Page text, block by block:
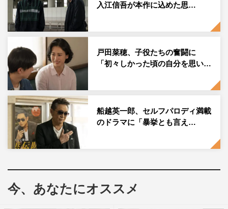
『テイオーの長い休日』©東海テレビ
関東地方の上空に梅雨前線が停滞し、天候が不安定になっ
入江信吾が本作に込めた思…
戸田菜穂、子役たちの奮闘に
「初々しかった頃の自分を思い…
船越英一郎、セルフパロディ満載
のドラマに「暴挙とも言え…
今、あなたにオススメ